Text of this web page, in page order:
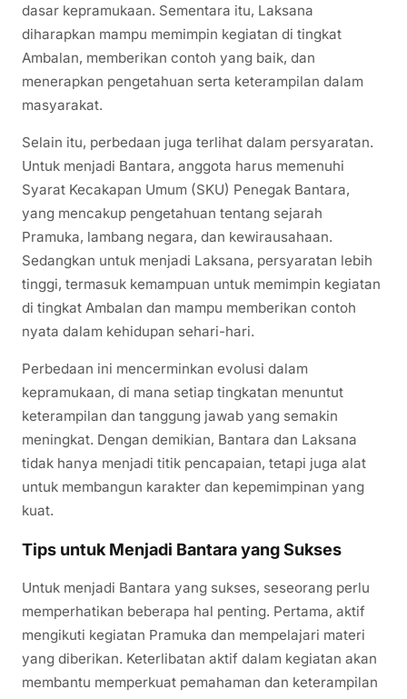
dasar kepramukaan. Sementara itu, Laksana
diharapkan mampu memimpin kegiatan di tingkat
Ambalan, memberikan contoh yang baik, dan
menerapkan pengetahuan serta keterampilan dalam
masyarakat.
Selain itu, perbedaan juga terlihat dalam persyaratan.
Untuk menjadi Bantara, anggota harus memenuhi
Syarat Kecakapan Umum (SKU) Penegak Bantara,
yang mencakup pengetahuan tentang sejarah
Pramuka, lambang negara, dan kewirausahaan.
Sedangkan untuk menjadi Laksana, persyaratan lebih
tinggi, termasuk kemampuan untuk memimpin kegiatan
di tingkat Ambalan dan mampu memberikan contoh
nyata dalam kehidupan sehari-hari.
Perbedaan ini mencerminkan evolusi dalam
kepramukaan, di mana setiap tingkatan menuntut
keterampilan dan tanggung jawab yang semakin
meningkat. Dengan demikian, Bantara dan Laksana
tidak hanya menjadi titik pencapaian, tetapi juga alat
untuk membangun karakter dan kepemimpinan yang
kuat.
Tips untuk Menjadi Bantara yang Sukses
Untuk menjadi Bantara yang sukses, seseorang perlu
memperhatikan beberapa hal penting. Pertama, aktif
mengikuti kegiatan Pramuka dan mempelajari materi
yang diberikan. Keterlibatan aktif dalam kegiatan akan
membantu memperkuat pemahaman dan keterampilan